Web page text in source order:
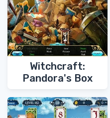
Witchcraft:
Pandora's Box